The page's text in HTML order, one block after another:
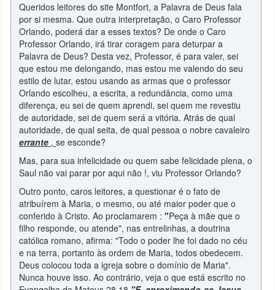
Queridos leitores do site Montfort, a Palavra de Deus fala
por si mesma. Que outra interpretação, o Caro Professor
Orlando, poderá dar a esses textos? De onde o Caro
Professor Orlando, irá tirar coragem para deturpar a
Palavra de Deus? Desta vez, Professor, é para valer, sei
que estou me delongando, mas estou me valendo do seu
estilo de lutar, estou usando as armas que o professor
Orlando escolheu, a escrita, a redundância, como uma
diferença, eu sei de quem aprendi, sei quem me revestiu
de autoridade, sei de quem será a vitória. Atrás de qual
autoridade, de qual seita, de qual pessoa o nobre cavaleiro
errante ,se esconde?
Mas, para sua infelicidade ou quem sabe felicidade plena, o
Saul não vai parar por aqui não !, viu Professor Orlando?
Outro ponto, caros leitores, a questionar é o fato de
atribuírem à Maria, o mesmo, ou até maior poder que o
conferido à Cristo. Ao proclamarem :"Peça à mãe que o
filho responde, ou atende", nas entrelinhas, a doutrina
católica romano, afirma: "Todo o poder lhe foi dado no céu
e na terra, portanto às ordem de Maria, todos obedecem.
Deus colocou toda a igreja sobre o domínio de Maria".
Nunca houve isso. Ao contrário, veja o que está escrito no